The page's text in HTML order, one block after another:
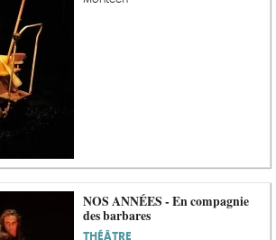
NOS ANNÉES - En compagnie
des barbares
THÉÂTRE